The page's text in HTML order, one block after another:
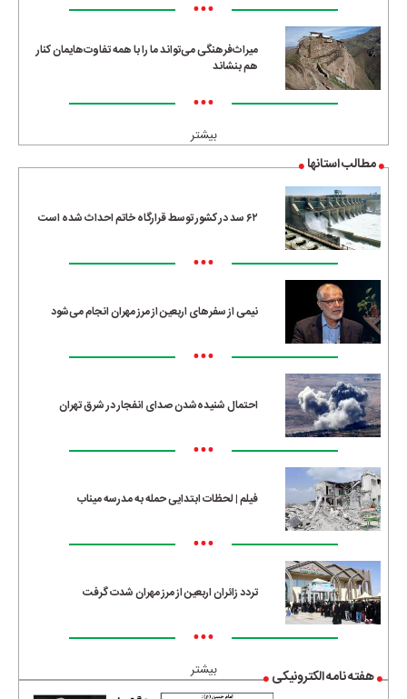
•••
میراث‌فرهنگی می‌تواند ما را با همه تفاوت‌هایمان کنار
هم بنشاند
•••
بیشتر
مطالب استانها
۶۲ سد در کشور توسط قرارگاه خاتم احداث شده است
•••
نیمی از سفرهای اربعین از مرز مهران انجام می‌شود
•••
احتمال شنیده‌شدن صدای انفجار در شرق تهران
•••
فیلم | لحظات ابتدایی حمله به مدرسه میناب
•••
تردد زائران اربعین از مرز مهران شدت گرفت
•••
بیشتر هفته نامه الکترونیکی